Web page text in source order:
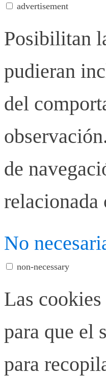
advertisement
Posibilitan
pudieran
del
de
relacionada
No
non-necessary
Las
para que el
para